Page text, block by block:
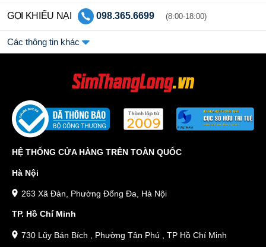
GỌI KHIẾU NẠI 098.365.6699 (8:00-18:00)
Các thông tin khác
HỆ THỐNG CỬA HÀNG TRÊN TOÀN QUỐC
Hà Nội
263 Xã Đàn, Phường Đống Đa, Hà Nội
TP. Hồ Chí Minh
730 Lũy Bán Bích , Phường Tân Phú , TP Hồ Chí Minh